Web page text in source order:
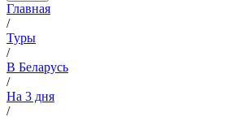
Главная
/
Туры
/
В Беларусь
/
На 3 дня
/